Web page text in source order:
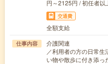
円～2125円 / 初任者
交通費
全額支給
仕事内容
介護関連
／利用者の方の日常
い物や散歩に付き添